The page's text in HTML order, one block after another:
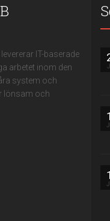
IT-baserade
arbetet inom den
system och
lönsam och